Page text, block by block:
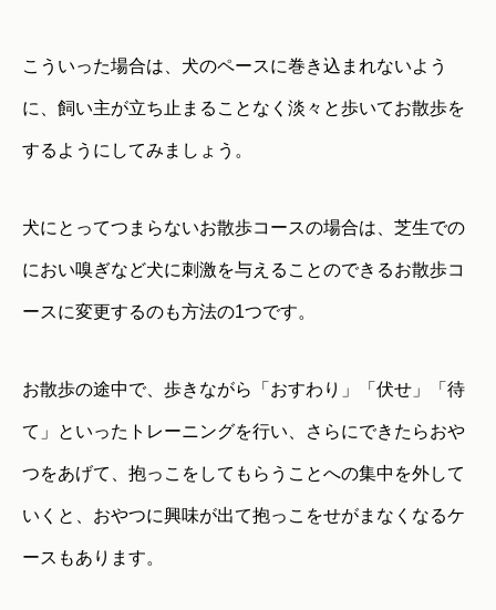
こういった場合は、犬のペースに巻き込まれないよう
に、飼い主が立ち止まることなく淡々と歩いてお散歩を
するようにしてみましょう。
犬にとってつまらないお散歩コースの場合は、芝生での
におい嗅ぎなど犬に刺激を与えることのできるお散歩コ
ースに変更するのも方法の1つです。
お散歩の途中で、歩きながら「おすわり」「伏せ」「待
て」といったトレーニングを行い、さらにできたらおや
つをあげて、抱っこをしてもらうことへの集中を外して
いくと、おやつに興味が出て抱っこをせがまなくなるケ
ースもあります。